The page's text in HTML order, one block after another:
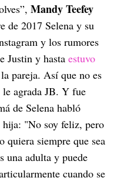
Mandy Teefey
de 2017 Selena y su
y los rumores
Justin y hasta estuvo
pareja. Así que no es
agrada JB. Y fue
de Selena habló
hija: "No soy feliz, pero
quiera siempre que sea
una adulta y puede
cuando se